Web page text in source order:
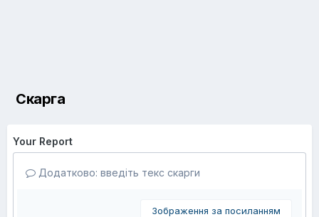
Скарга
Your Report
Додатково: введіть текс скарги
Зображення за посиланням